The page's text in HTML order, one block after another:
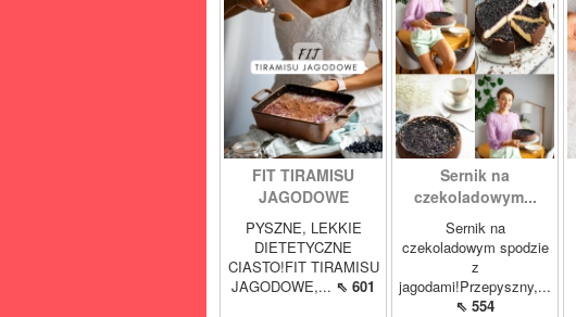
FIT TIRAMISU
JAGODOWE
PYSZNE, LEKKIE
DIETETYCZNE
CIASTO!FIT TIRAMISU
JAGODOWE,... ⇖ 601
Sernik na
czekoladowym...
Sernik na
czekoladowym spodzie
z
jagodami!Przepyszny,...
⇖ 554